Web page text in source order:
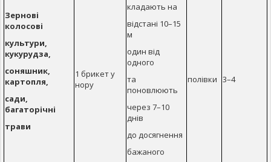
Зернові
колосові
культури,
кукурудза,
соняшник,
картопля,
сади,
багаторічні
трави
1 брикет у
нору
кладають на
відстані 10–15
м
один від
одного
та
поновлюють
через 7–10
днів
до досягнення
бажаного
полівки 3–4